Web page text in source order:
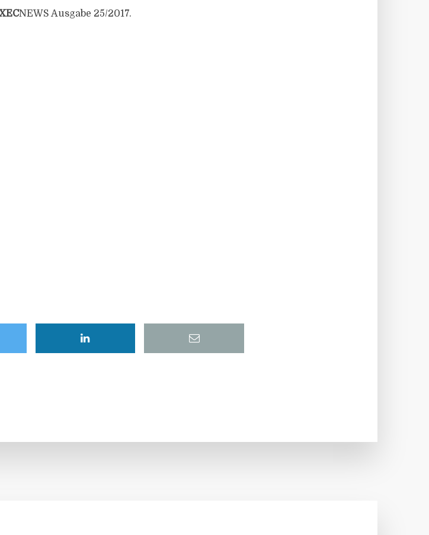
NEWS Ausgabe 25/2017.